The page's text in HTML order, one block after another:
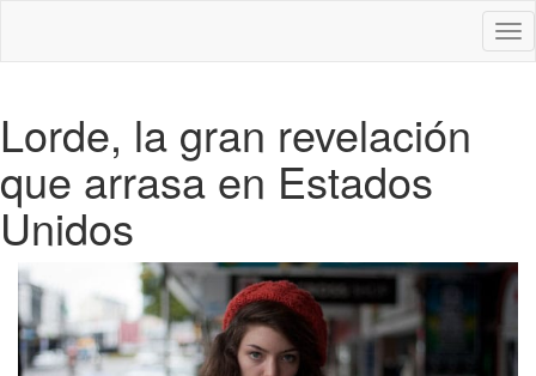
Lorde, la gran revelación
que arrasa en Estados
Unidos